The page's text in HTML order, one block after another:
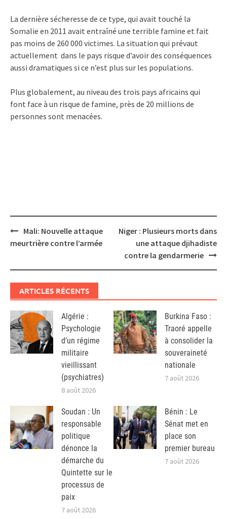
La dernière sécheresse de ce type, qui avait touché la
Somalie en 2011 avait entraîné une terrible famine et fait
pas moins de 260 000 victimes. La situation qui prévaut
actuellement dans le pays risque d’avoir des conséquences
aussi dramatiques si ce n’est plus sur les populations.
Plus globalement, au niveau des trois pays africains qui
font face à un risque de famine, près de 20 millions de
personnes sont menacées.
Post
navigation
Mali: Nouvelle attaque
meurtrière contre l’armée
Niger : Plusieurs morts dans
une attaque djihadiste
contre la gendarmerie
ARTICLES RÉCENTS
Algérie :
Psychologie
d’un régime
militaire
vieillissant
(psychiatres)
8 août 2026
Burkina Faso :
Traoré appelle
à consolider la
souveraineté
nationale
7 août 2026
Soudan : Un
responsable
politique
dénonce la
démarche du
Quintette sur le
processus de
paix
7 août 2026
Bénin : Le
Sénat met en
place son
premier bureau
7 août 2026